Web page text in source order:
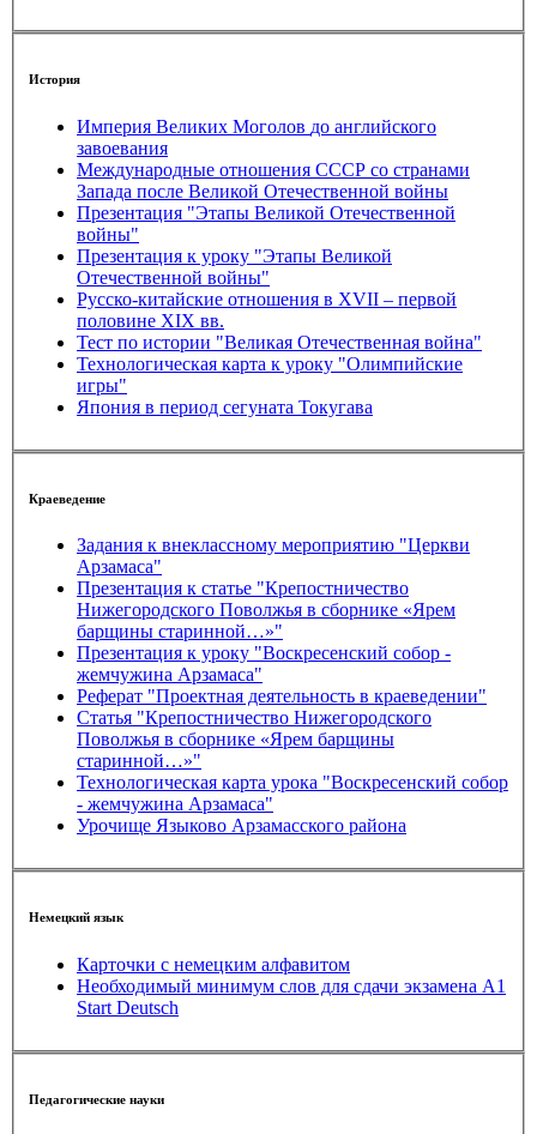
История
Империя Великих Моголов до английского
завоевания
Международные отношения СССР со странами
Запада после Великой Отечественной войны
Презентация "Этапы Великой Отечественной
войны"
Презентация к уроку "Этапы Великой
Отечественной войны"
Русско-китайские отношения в XVII – первой
половине XIX вв.
Тест по истории "Великая Отечественная война"
Технологическая карта к уроку "Олимпийские
игры"
Япония в период сегуната Токугава
Краеведение
Задания к внеклассному мероприятию "Церкви
Арзамаса"
Презентация к статье "Крепостничество
Нижегородского Поволжья в сборнике «Ярем
барщины старинной…»"
Презентация к уроку "Воскресенский собор -
жемчужина Арзамаса"
Реферат "Проектная деятельность в краеведении"
Статья "Крепостничество Нижегородского
Поволжья в сборнике «Ярем барщины
старинной…»"
Технологическая карта урока "Воскресенский собор
- жемчужина Арзамаса"
Урочище Языково Арзамасского района
Немецкий язык
Карточки с немецким алфавитом
Необходимый минимум слов для сдачи экзамена A1
Start Deutsch
Педагогические науки